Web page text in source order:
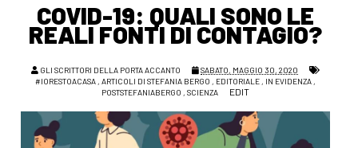
COVID-19: QUALI SONO LE
REALI FONTI DI CONTAGIO?
GLI SCRITTORI DELLA PORTA ACCANTO
SABATO, MAGGIO 30, 2020
#IORESTOACASA ,ARTICOLI DI STEFANIA BERGO , EDITORIALE , IN EVIDENZA ,
POSTSTEFANIABERGO ,SCIENZA EDIT